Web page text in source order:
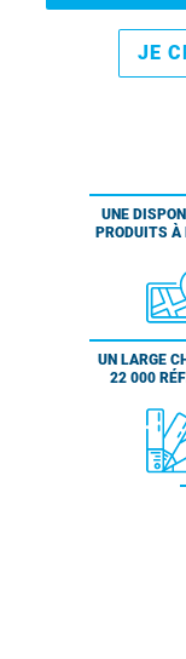
JE
UNE
PRODUITS
UN LARGE
22 000